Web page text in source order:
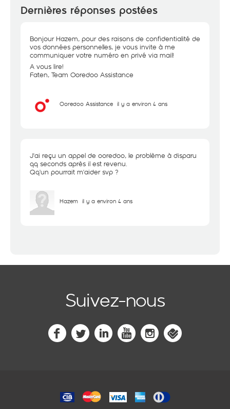
Dernières réponses postées
Bonjour Hazem, pour des raisons de confidentialité de
vos données personnelles, je vous invite à me
communiquer votre numéro en privé via mail!
A vous lire!
Faten, Team Ooredoo Assistance
Ooredoo Assistance il y a environ 4 ans
J'ai reçu un appel de ooredoo, le problème à disparu
qq seconds après il est revenu.
Qq'un pourrait m'aider svp ?
Hazem il y a environ 4 ans
Suivez-nous